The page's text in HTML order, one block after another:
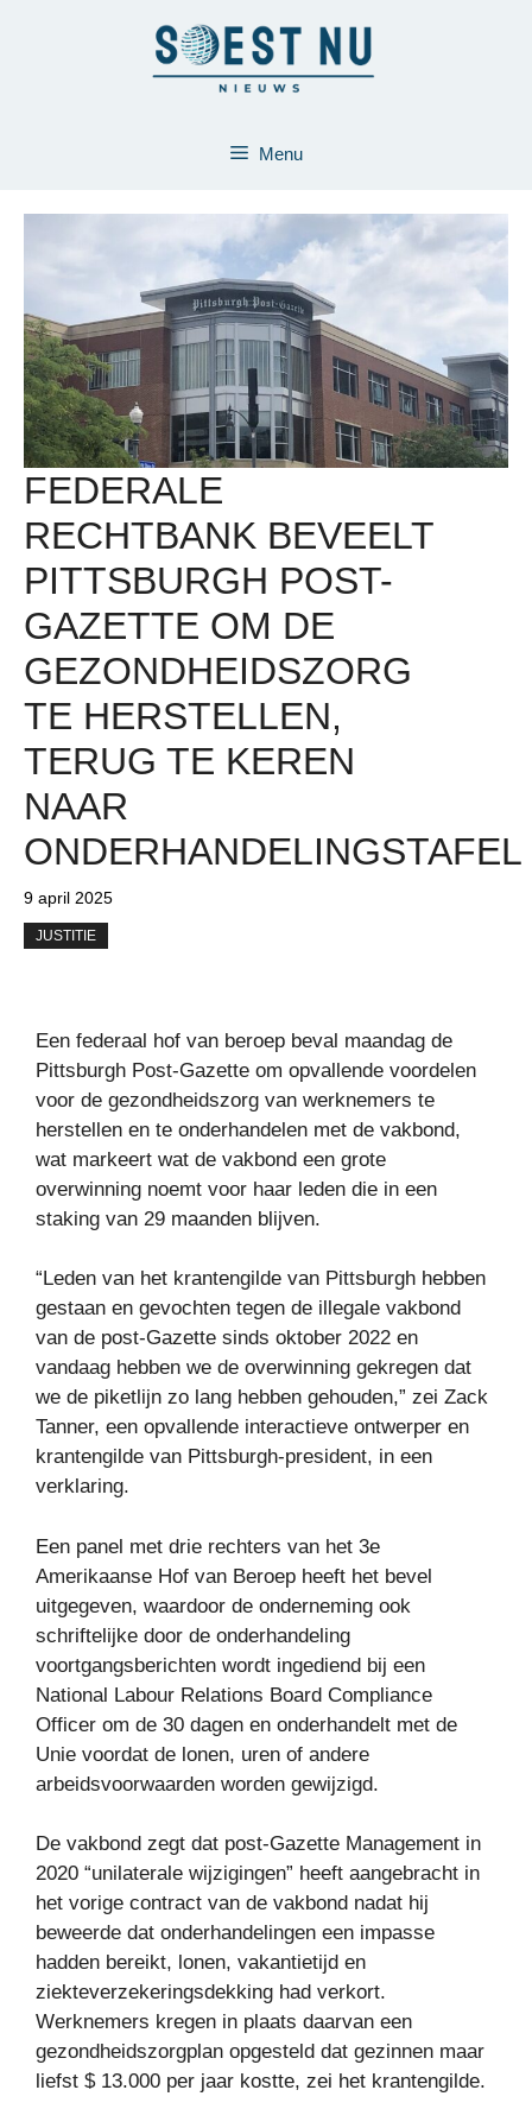
Menu
FEDERALE
RECHTBANK BEVEELT
PITTSBURGH POST-
GAZETTE OM DE
GEZONDHEIDSZORG
TE HERSTELLEN,
TERUG TE KEREN
NAAR
ONDERHANDELINGSTAFEL
9 april 2025
JUSTITIE
Een federaal hof van beroep beval maandag de
Pittsburgh Post-Gazette om opvallende voordelen
voor de gezondheidszorg van werknemers te
herstellen en te onderhandelen met de vakbond,
wat markeert wat de vakbond een grote
overwinning noemt voor haar leden die in een
staking van 29 maanden blijven.
“Leden van het krantengilde van Pittsburgh hebben
gestaan ​​en gevochten tegen de illegale vakbond
van de post-Gazette sinds oktober 2022 en
vandaag hebben we de overwinning gekregen dat
we de piketlijn zo lang hebben gehouden,” zei Zack
Tanner, een opvallende interactieve ontwerper en
krantengilde van Pittsburgh-president, in een
verklaring.
Een panel met drie rechters van het 3e
Amerikaanse Hof van Beroep heeft het bevel
uitgegeven, waardoor de onderneming ook
schriftelijke door de onderhandeling
voortgangsberichten wordt ingediend bij een
National Labour Relations Board Compliance
Officer om de 30 dagen en onderhandelt met de
Unie voordat de lonen, uren of andere
arbeidsvoorwaarden worden gewijzigd.
De vakbond zegt dat post-Gazette Management in
2020 “unilaterale wijzigingen” heeft aangebracht in
het vorige contract van de vakbond nadat hij
beweerde dat onderhandelingen een impasse
hadden bereikt, lonen, vakantietijd en
ziekteverzekeringsdekking had verkort.
Werknemers kregen in plaats daarvan een
gezondheidszorgplan opgesteld dat gezinnen maar
liefst $ 13.000 per jaar kostte, zei het krantengilde.